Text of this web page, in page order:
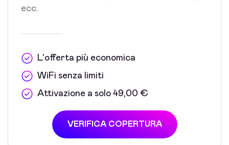
ecc.
L'offerta più economica
WiFi senza limiti
Attivazione a solo 49,00 €
VERIFICA COPERTURA